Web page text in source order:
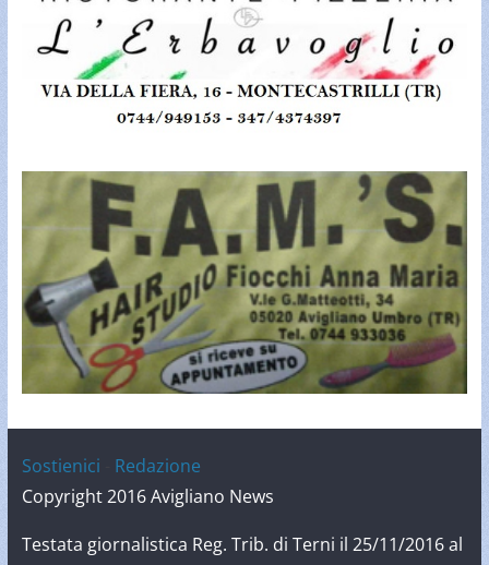
Sostienici
Redazione
Copyright 2016 Avigliano News
Testata giornalistica Reg. Trib. di Terni il 25/11/2016 al